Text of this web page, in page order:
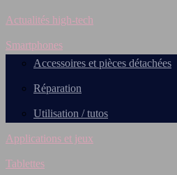
Actualités high-tech
Smartphones
Accessoires et pièces détachées
Réparation
Utilisation / tutos
Applications et jeux
Tablettes